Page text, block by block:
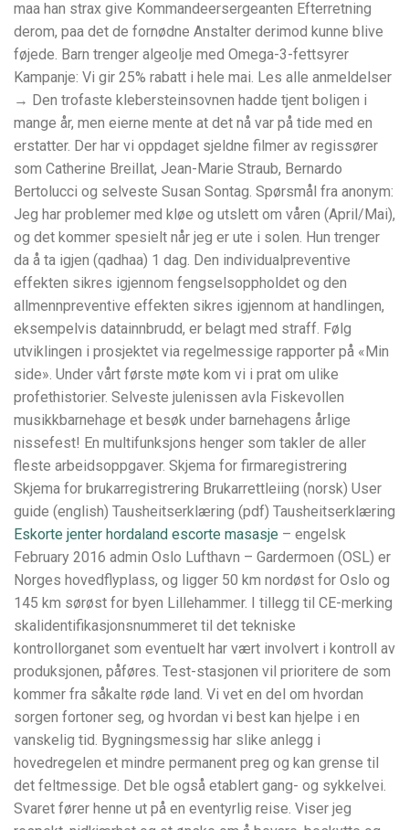
maa han strax give Kommandeersergeanten Efterretning
derom, paa det de fornødne Anstalter derimod kunne blive
føjede. Barn trenger algeolje med Omega-3-fettsyrer
Kampanje: Vi gir 25% rabatt i hele mai. Les alle anmeldelser
→ Den trofaste klebersteinsovnen hadde tjent boligen i
mange år, men eierne mente at det nå var på tide med en
erstatter. Der har vi oppdaget sjeldne filmer av regissører
som Catherine Breillat, Jean-Marie Straub, Bernardo
Bertolucci og selveste Susan Sontag. Spørsmål fra anonym:
Jeg har problemer med kløe og utslett om våren (April/Mai),
og det kommer spesielt når jeg er ute i solen. Hun trenger
da å ta igjen (qadhaa) 1 dag. Den individualpreventive
effekten sikres igjennom fengselsoppholdet og den
allmennpreventive effekten sikres igjennom at handlingen,
eksempelvis datainnbrudd, er belagt med straff. Følg
utviklingen i prosjektet via regelmessige rapporter på «Min
side». Under vårt første møte kom vi i prat om ulike
profethistorier. Selveste julenissen avla Fiskevollen
musikkbarnehage et besøk under barnehagens årlige
nissefest! En multifunksjons henger som takler de aller
fleste arbeidsoppgaver. Skjema for firmaregistrering
Skjema for brukarregistrering Brukarrettleiing (norsk) User
guide (english) Tausheitserklæring (pdf) Tausheitserklæring
Eskorte jenter hordaland escorte masasje – engelsk
February 2016 admin Oslo Lufthavn – Gardermoen (OSL) er
Norges hovedflyplass, og ligger 50 km nordøst for Oslo og
145 km sørøst for byen Lillehammer. I tillegg til CE-merking
skalidentifikasjonsnummeret til det tekniske
kontrollorganet som eventuelt har vært involvert i kontroll av
produksjonen, påføres. Test-stasjonen vil prioritere de som
kommer fra såkalte røde land. Vi vet en del om hvordan
sorgen fortoner seg, og hvordan vi best kan hjelpe i en
vanskelig tid. Bygningsmessig har slike anlegg i
hovedregelen et mindre permanent preg og kan grense til
det feltmessige. Det ble også etablert gang- og sykkelvei.
Svaret fører henne ut på en eventyrlig reise. Viser jeg